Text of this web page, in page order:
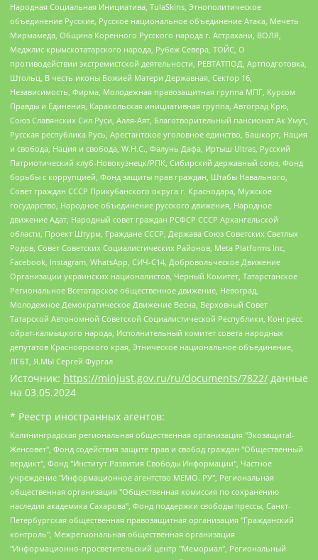
Народная Социальная Инициатива, TulaSkins, Этнополитическое
объединение Русские, Русское национальное объединение Атака, Мечеть
Мирмамеда, Община Коренного Русского народа г. Астрахани, ВОЛЯ,
Меджлис крымскотатарского народа, Рубеж Севера, ТОЙС, О
противодействии экстремистской деятельности, РЕВТАТПОД, Артподготовка,
Штольц, В честь иконы Божией Матери Державная, Сектор 16,
Независимость, Фирма, Молодежная правозащитная группа МПГ, Курсом
Правды и Единения, Каракольская инициативная группа, Автоград Крю,
Союз Славянских Сил Руси, Алля-Аят, Благотворительный пансионат Ак Умут,
Русская республика Русь, Арестантское уголовное единство, Башкорт, Нация
и свобода, Нация и свобода, W.H.С., Фалунь Дафа, Иртыш Ultras, Русский
Патриотический клуб-Новокузнецк/РПК, Сибирский державный союз, Фонд
борьбы с коррупцией, Фонд защиты прав граждан, Штабы Навального,
Совет граждан СССР Прикубанского округа г. Краснодара, Мужское
государство, Народное объединение русского движения, Народное
движение Адат, Народный совет граждан РСФСР СССР Архангельской
области, Проект Штурм, Граждане СССР, Держава Союз Советских Светлых
Родов, Совет Советских Социалистических Районов, Meta Platforms Inc,
Facebook, Instagram, WhatsApp, СИЧ-С14, Добровольческое Движение
Организации украинских националистов, Черный Комитет, Татарстанское
Региональное Всетатарское общественное движение, Невоград,
Молодежное Демократическое Движение Весна, Верховный Совет
Татарской Автономной Советской Социалистической Республики, Конгресс
ойрат-калмыцкого народа, Исполнительный комитет совета народных
депутатов Красноярского края, Этническое национальное объединение,
ЛГБТ, Я.МЫ Сергей Фургал
Источник: https://minjust.gov.ru/ru/documents/7822/ данные
на 03.05.2024
* Реестр иностранных агентов:
Калининградская региональная общественная организация "Экозащита!-Женсовет", Фонд содействия защите прав и свобод граждан "Общественный вердикт", Фонд "Институт Развития Свободы Информации", Частное учреждение "Информационное агентство МЕМО. РУ", Региональная общественная организация "Общественная комиссия по сохранению наследия академика Сахарова", Фонд поддержки свободы прессы, Санкт-Петербургская общественная правозащитная организация "Гражданский контроль", Межрегиональная общественная организация "Информационно-просветительский центр "Мемориал", Региональный Фонд "Центр Защиты Прав Средств Массовой Информации", с 05.12.2023 Фонд "Центр Защиты Прав Средств массовой информации", Региональная общественная благотворительная организация помощи беженцам и мигрантам "Гражданское содействие", Негосударственное образовательное учреждение дополнительного профессионального образования (повышение квалификации) специалистов "АКАДЕМИЯ ПО ПРАВАМ ЧЕЛОВЕКА", Свердловская региональная общественная организация "Сутяжник", Автономная некоммерческая организация "Центр независимых социологических исследований", Союз общественных объединений "Российский исследовательский центр по правам человека", Региональное общественное учреждение научно-информационный центр "МЕМОРИАЛ", Некоммерческая организация "Фонд защиты гласности", Автономная некоммерческая организация "Институт прав человека", Городская общественная организация "Екатеринбургское общество "МЕМОРИАЛ", Городская общественная организация "Рязанское историко-просветительское и правозащитное общество "Мемориал" (Рязанский Мемориал), Челябинский региональный орган общественной самодеятельности – женское общественное объединение "Женщины Евразии", Челябинский региональный орган общественной самодеятельности "Уральская правозащитная группа", Фонд содействия защите здоровья и социальной справедливости имени Андрея Рылькова, Автономная Некоммерческая Организация "Аналитический Центр Юрия Левады", Автономная некоммерческая организация социальной поддержки населения "Проект Апрель", Региональная общественная организация помощи женщинам и детям, находящимся в кризисной ситуации "Информационно-методический центр "Анна", Фонд содействия развитию массовых коммуникаций и правовому просвещению "Так-так-Так", Фонд содействия устойчивому развитию "Серебряная тайга", Свердловский региональный общественный фонд социальных проектов "Новое время", "Idel.Реалии", Кавказ.Реалии, Крым.Реалии, Телеканал Настоящее Время, Татаро-башкирская служба Радио Свобода (Azatliq Radiosi), Радио Свободная Европа/Радио Свобода (PCE/PC), "Сибирь.Реалии", "Фактограф", Благотворительный фонд помощи осужденным и их семьям, Автономная некоммерческая организация "Институт глобализации и социальных движений", Фонд "В защиту прав заключенных", Частное учреждение "Центр поддержки и содействия развитию средств массовой информации", Пензенский региональный общественный благотворительный фонд "Гражданский союз", "Север.Реалии", Некоммерческая организация Фонд "Правовая инициатива", Общество с ограниченной ответственностью "Радио Свободная Европа/Радио Свобода", Чешское информационное агентство "MEDIUM-ORIENT", Красноярская региональная общественная организация "Мы против СПИДа", Камалягин Денис Николаевич, Маркелов Сергей Евгеньевич, Пономарев Лев Александрович, Савицкая Людмила Алексеевна, Автономная некоммерческая организация "Центр по работе с проблемой насилия "НАСИЛИЮ.НЕТ", Межрегиональный профессиональный союз работников здравоохранения "Альянс врачей", Юридическое лицо, зарегистрированное в Латвийской Республике, SIA "Medusa Project" (регистрационный номер 40103797863, дата регистрации 10.06.2014), Некоммерческая организация "Фонд по борьбе с коррупцией", Автономная некоммерческая организация "Институт права и публичной политики", Баданин Роман Сергеевич, Гликин Максим Александрович, Железнова Мария Михайловна, Лукьянова Юлия Сергеевна, Маетная Елизавета Витальевна, Маняхин Петр Борисович, Чуракова Ольга Владимировна, Ярош Юлия Петровна, Юридическое лицо "The Insider SIA", зарегистрированное в Риге, Латвийская Республика (дата регистрации 26.06.2015), являющееся администратором доменного имени интернет-издания "The Insider SIA", https://theins.ru, Постернак Алексей Евгеньевич, Рубин Михаил Аркадьевич, Анин Роман Александрович, Юридическое лицо Istories fonds, зарегистрированное в Латвийской Республике (регистрационный номер 50008295751, дата регистрации 24.02.2020), Великовский Дмитрий Александрович, Долинина Ирина Николаевна, Мароховская Алеся Алексеевна, Шлейнов Роман Юрьевич, Шмагун Олеся Валентиновна, Общество с ограниченной ответственностью "Альтаир 2021", Общество с ограниченной ответственностью "Вега 2021", Общество с ограниченной ответственностью "Главный редактор 2021", Общество с ограниченной ответственностью "Ромашки монолит", Важенков Артем Валерьевич, Ивановская областная общественная организация "Центр гендерных исследований", Гурман Юрий Альбертович, Медиапроект "ОВД-Инфо", Егоров Владимир Владимирович, Жилинский Владимир Александрович, Общество с ограниченной ответственностью "ЗП", Иванова София Юрьевна, Карезина Инна Павловна, Кильтау Екатерина Викторовна, Петров Алексей Викторович, Пискунов Сергей Евгеньевич, Смирнов Сергей Сергеевич, Тихонов Михаил Сергеевич, Общество с ограниченной ответственностью "ЖУРНАЛИСТ-ИНОСТРАННЫЙ АГЕНТ", Арапова Галина Юрьевна, Вольтская Татьяна Анатольевна, Американская компания "Mason G.E.S. Anonymous Foundation" (США), являющаяся владельцем интернет-издания https://mnews.world/, Компания "Stichting Bellingcat", зарегистрированная в Нидерландах (дата регистрации 11.07.2018), Захаров Андрей Вячеславович, Клепиковская Екатерина Дмитриевна, Общество с ограниченной ответственностью "МЕМО", Перл Роман Александрович, Симонов Евгений Алексеевич, Соловьева Елена Анатольевна, Сотников Даниил Владимирович, Сурначева Елизавета Дмитриевна, Автономная некоммерческая организация по защите прав человека и информированию населения "Якутия – Наше Мнение", Общество с ограниченной ответственностью "Москоу диджитал медиа", с 26.01.2023 Общество с ограниченной ответственностью "Чайка Белые сады", Ветошкина Валерия Валерьевна, Заговора Максим Александрович, Межрегиональное общественное движение "Российская ЛГБТ - сеть", Оленичев Максим Владимирович, Павлов Иван Юрьевич, Скворцова Елена Сергеевна, Общество с ограниченной ответственностью "Как бы инагент", Кочетков Игорь Викторович, Общество с ограниченной ответственностью "Честные выборы", Еланчик Олег Александрович, Общество с ограниченной ответственностью "Нобелевский призыв", Гималова Регина Эмилевна, Григорьев Андрей Валерьевич, Григорьева Алина Александровна, Ассоциация по содействию защите прав призывников, альтернативнослужащих и военнослужащих "Правозащитная группа "Гражданин.Армия.Право", Хисамова Регина Фаритовна, Автономная некоммерческая организация по реализации социально-правовых программ "Лилит", Дальневосточное общественное движение "Маяк", Санкт-Петербургская ЛГБТ-инициативная группа "Выход", Инициативная группа ЛГБТ+ "Реверс", Алексеев Андрей Викторович, Бекбулатова Таисия Львовна, Беляев Иван Михайлович, Владыкина Елена Сергеевна, Гельман Марат Александрович, Никульшина Вероника Юрьевна, Толоконникова Надежда Андреевна, Шендерович Виктор Анатольевич, Общество с ограниченной ответственностью "Данное сообщение", Общество с ограниченной ответственностью Издательский дом "Новая глава", Айнбиндер Александра Александровна, Московский комьюнити-центр для ЛГБТ+инициатив, Благотворительный фонд развития филантропии, Deutsche Welle (Германия, Kurt-Schumacher-Strasse 3, 53113 Bonn), Борзунова Мария Михайловна, Воробьев Виктор Викторович, Голубева Анна Львовна, Константинова Алла Михайловна, Малкова Ирина Владимировна, Мурадов Мурад Абдулгалимович, Осетинская Елизавета Николаевна, Понасенков Евгений Николаевич, Ганапольский Матвей Юрьевич, Киселев Евгений Алексеевич, Борухович Ирина Григорьевна, Дремин Иван Тимофеевич, Дубровский Дмитрий Викторович, Красноярская региональная общественная организация поддержки и развития альтернативных образовательных технологий и межкультурных коммуникаций "ИНТЕРРА", Маяковская Екатерина Алексеевна, Фейгин Марк Захарович, Филимонов Андрей Викторович, Дзугкоева Регина Николаевна, Доброхотов Роман Александрович, Дудь Юрий Александрович, Елкин Сергей Владимирович, Кругликов Кирилл Игоревич, Сабунаева Мария Леонидовна, Семенов Алексей Владимирович, Шаинян Карен Багратович, Шульман Екатерина Михайловна, Асафьев Артур Валерьевич, Вахштайн Виктор Семенович, Венедиктов Алексей Алексеевич, Лушникова Екатерина Евгеньевна, Волков Леонид Михайлович, Невзоров Александр Глебович, Пархоменко Сергей Борисович, Сироткин Ярослав Николаевич, Кара-Мурза Владимир Владимирович, Баранова Наталья Владимировна, Гозман Леонид Яковлевич, Кагарлицкий Борис Юльевич, Климарев Михаил Валерьевич, Милов Владимир Станиславович, Автономная некоммерческая организация Краснодарский центр современного искусства "Типография", Моргенштерн Алишер Тагирович, Соболь Любовь Эдуардовна, Общество с ограниченной ответственностью "ЛИЗА НОРМ", Каспаров Гарри Кимович, Ходорковский Михаил Борисович, Общество с ограниченной ответственностью "Апрельские тезисы", Данилович Ирина Брониславовна, Кашин Олег Владимирович, Петров Николай Владимирович, Пивоваров Алексей Владимирович, Соколов Михаил Владимирович, Цветкова Юлия Владимировна, Чичваркин Евгений Александрович, Комитет против пыток/Команда против пыток, Общество с ограниченной ответственностью "Первый научный", Общество с ограниченной ответственностью "Вертолет и ко", Белоцерковская Вероника Борисовна, Кац Максим Евгеньевич, Лазарева Татьяна Юрьевна, Шаведдинов Руслан Табризович, Яшин Илья Валерьевич, Общество с ограниченной ответственностью "Иноагент ААВ", Алешковский Дмитрий Петрович, Альбац Евгения Марковна, Быков Дмитрий Львович, Галямина Юлия Евгеньевна, Лойко Сергей Леонидович, Мартынов Кирилл Константинович, Медведев Сергей Александрович, Крашенинников Федор Геннадиевич, Гордеева Катерина Вл